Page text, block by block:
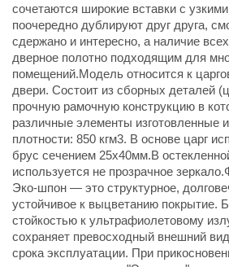
сочетаются широкие вставки с
поочередно дублируют друг друга,
сдержано и интересно, а наличие
дверное полотно подходящим для
помещений.Модель относится к
двери. Состоит из сборных деталей
прочную рамочную конструкцию в
различные элементы изготовленные
плотности: 850 кгм3. В основе царг
брус сечением 25х40мм.В
используется не прозрачное
Эко-шпон — это структурное,
устойчивое к выцветанию покрытие.
стойкостью к ультрафиолетовому
сохраняет превосходный внешний
срока эксплуатации. При